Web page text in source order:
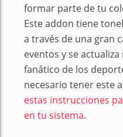
formar parte de tu
Este addon tiene
a través de una gran
eventos y se
fanático de los
necesario tener este
estas instrucciones
en tu sistema.